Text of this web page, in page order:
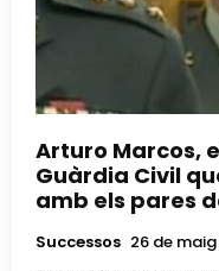
Arturo Marcos,
Guàrdia Civil
amb els pares
Successos 26 de